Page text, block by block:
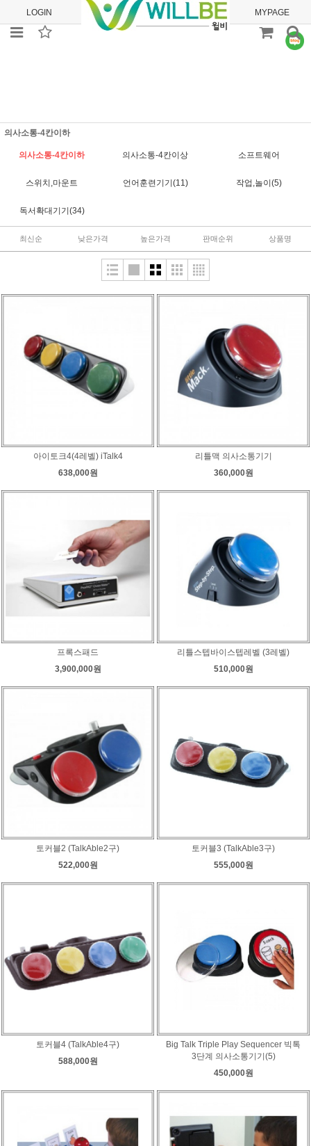
LOGIN JOIN ORDER MYPAGE
의사소통-4칸이하
의사소통-4칸이하 의사소통-4칸이상 소프트웨어
스위치,마운트 언어훈련기기(11) 작업,놀이(5)
독서확대기기(34)
최신순 낮은가격 높은가격 판매순위 상품명
아이토크4(4레벨) iTalk4
638,000원
리틀맥 의사소통기기
360,000원
프록스패드
3,900,000원
리틀스텝바이스텝레벨 (3레벨)
510,000원
토커블2 (TalkAble2구)
522,000원
토커블3 (TalkAble3구)
555,000원
토커블4 (TalkAble4구)
588,000원
Big Talk Triple Play Sequencer 빅톡
3단계 의사소통기기(5)
450,000원